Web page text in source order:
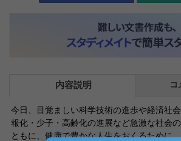
内容説明 コ
今日、目覚ましい科学技術の進歩や経済社
報化・少子・高齢化の進展など急激な社会
ともに、健康で豊かな人生をおくるために